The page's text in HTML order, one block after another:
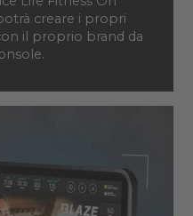
creare i propri
il proprio brand da